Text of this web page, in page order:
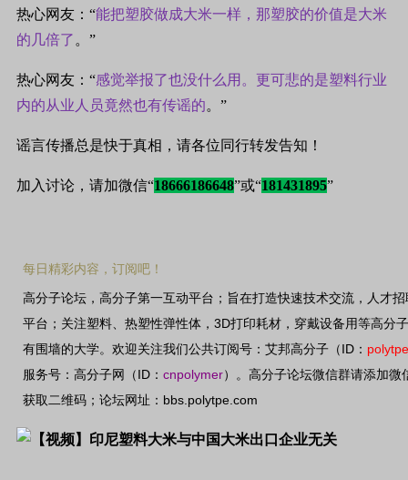
热心网友：“能把塑胶做成大米一样，那塑胶的价值是大米
的几倍了 。”
热心网友：“感觉举报了也没什么用。更可悲的是塑料行业
内的从业人员竟然也有传谣的。”
谣言传播总是快于真相，请各位同行转发告知！
加入讨论，请加微信“18666186648”或“181431895”
每日精彩内容，订阅吧！
高分子论坛，高分子第一互动平台；旨在打造快速技术交流，人才
平台；关注塑料、热塑性弹性体， 3D打印耗材，穿戴设备用等高分
有围墙的大学。欢迎关注我们公共订阅号：艾邦高分子（ ID ： polytpe
服务号：高分子网（ ID ： cnpolymer）。高分子论坛微信群请添加微
获取二维码；论坛网址： bbs.polytpe.com